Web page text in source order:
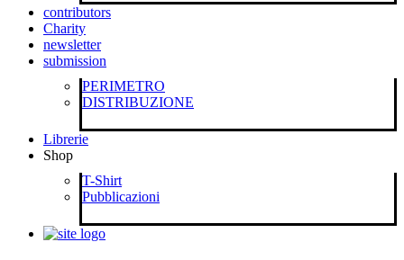
contributors
Charity
newsletter
submission
PERIMETRO
DISTRIBUZIONE
Librerie
Shop
T-Shirt
Pubblicazioni